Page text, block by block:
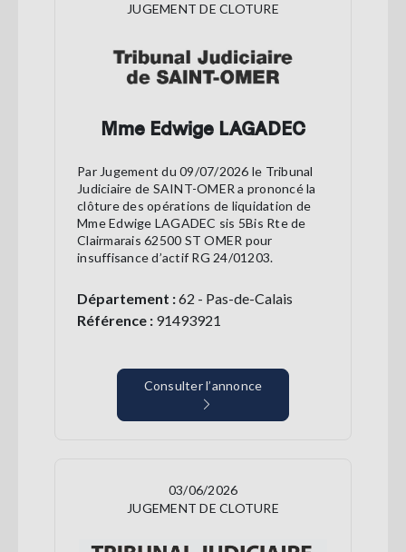
JUGEMENT DE CLOTURE
Mme Edwige LAGADEC
Par Jugement du 09/07/2026 le Tribunal
Judiciaire de SAINT-OMER a prononcé la
clôture des opérations de liquidation de
Mme Edwige LAGADEC sis 5Bis Rte de
Clairmarais 62500 ST OMER pour
insuffisance d’actif RG 24/01203.
Département :62 - Pas-de-Calais
Référence : 91493921
Consulter l’annonce
03/06/2026
JUGEMENT DE CLOTURE